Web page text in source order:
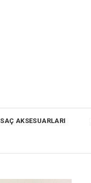
SAÇ AKSESUARLARI